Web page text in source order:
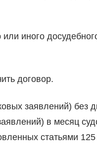
иного
договор.
заявлений) без
в месяц
статьями